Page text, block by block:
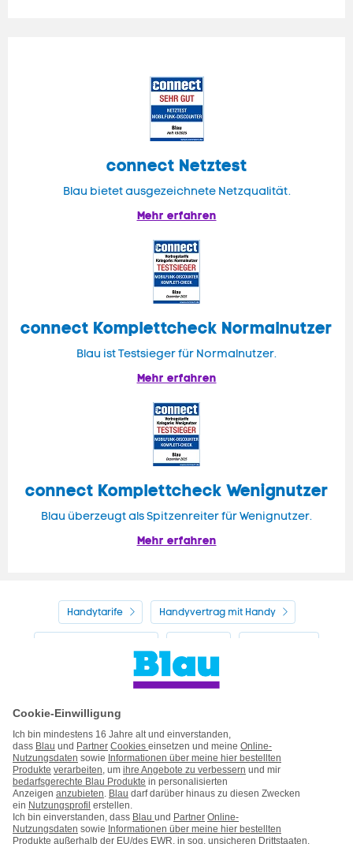
connect Netztest
Blau bietet ausgezeichnete Netzqualität.
Mehr erfahren
connect Komplettcheck Normalnutzer
Blau ist Testsieger für Normalnutzer.
Mehr erfahren
connect Komplettcheck Wenignutzer
Blau überzeugt als Spitzenreiter für Wenignutzer.
Mehr erfahren
Handytarife Handyvertrag mit Handy
Handyvertrag ohne Handy
Kontakt Impressum AGB & Pflichtinformationen
Hinweise ElektroG/BattG Datenschutz